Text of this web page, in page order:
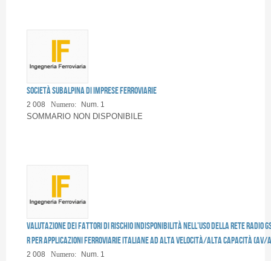
Società subalpina di imprese ferroviarie
2 008 Numero: Num. 1
SOMMARIO NON DISPONIBILE
Valutazione dei fattori di rischio indisponibilità nell’uso della rete radio
R per applicazioni ferroviarie italiane ad alta velocità/alta capacità (AV/
2 008 Numero: Num. 1